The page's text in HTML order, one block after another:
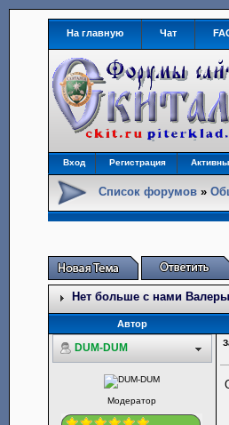
На главную Чат
Вход Регистрация
Список форумов»
Нет больше с нами
Автор
DUM-DUM
Модератор